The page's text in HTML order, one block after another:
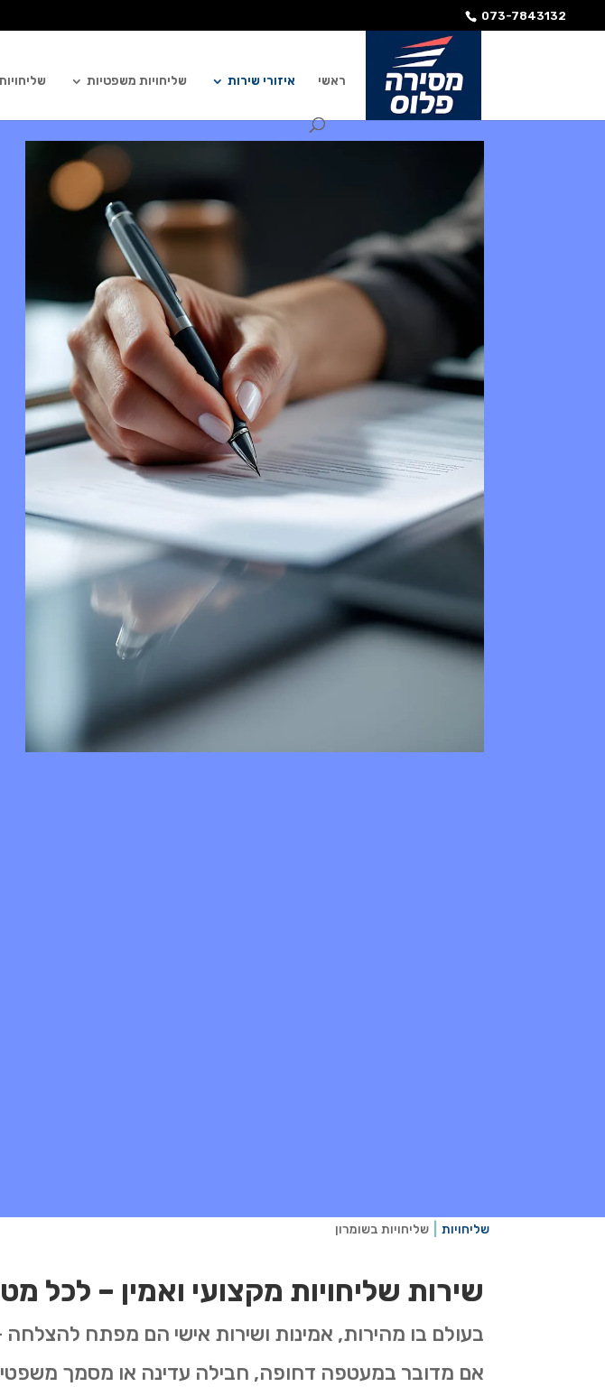
073-7843132
ראשי איזורי שירות שליחויות משפטיות
שליחויות שליחויות בשומרון
שירות שליחויות מקצועי ואמין – לכל
בעולם בו מהירות, אמינות ושירות אישי הם מפתח להצלחה
אם מדובר במעטפה דחופה, חבילה עדינה או מסמך משפטי